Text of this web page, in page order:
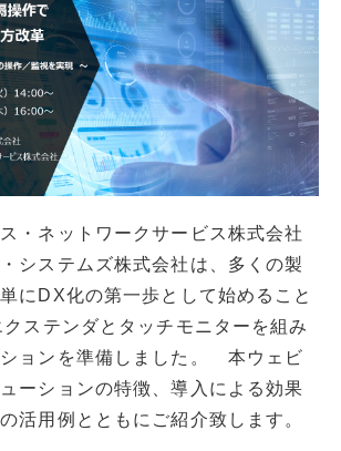
・ネットワークサービス株式会社
システムズ株式会社は、多くの製
にDX化の第一歩として始めること
ステンダとタッチモニターを組み
ョンを準備しました。 本ウェビ
ーションの特徴、導入による効果
活用例とともにご紹介致します。